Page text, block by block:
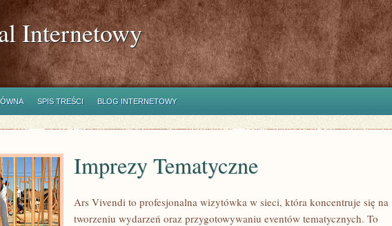
Internetowy
SPIS TREŚCI BLOG INTERNETOWY
Imprezy Tematyczne
Ars Vivendi to profesjonalna wizytówka w sieci, która koncentruje się na
tworzeniu wydarzeń oraz przygotowywaniu eventów tematycznych. To